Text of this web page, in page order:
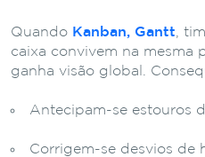
Quando Kanban, Gantt ,
caixa convivem na mesma
ganha visão global.
Antecipam-se estouros
Corrigem-se desvios de